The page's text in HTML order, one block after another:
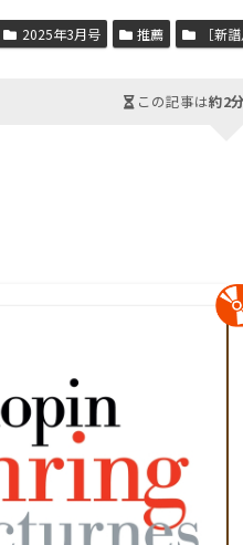
2025年3月号 推薦 ［新
この記事は約2分